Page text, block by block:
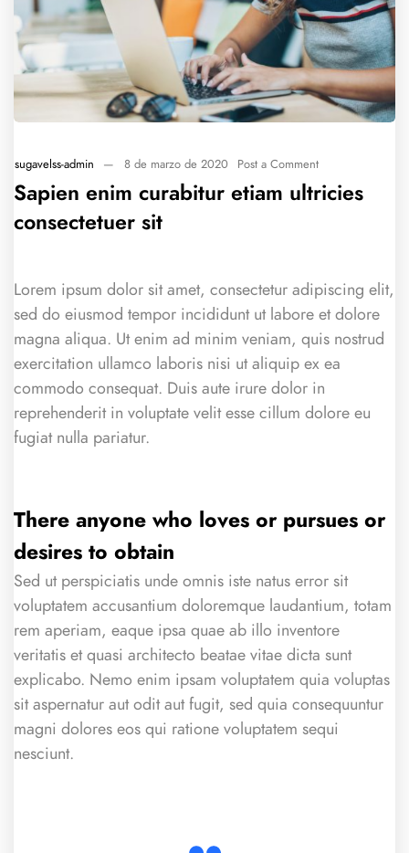
sugavelss-admin — 8 de marzo de 2020 Post a Comment
Sapien enim curabitur etiam ultricies
consectetuer sit
Lorem ipsum dolor sit amet, consectetur adipiscing elit,
sed do eiusmod tempor incididunt ut labore et dolore
magna aliqua. Ut enim ad minim veniam, quis nostrud
exercitation ullamco laboris nisi ut aliquip ex ea
commodo consequat. Duis aute irure dolor in
reprehenderit in voluptate velit esse cillum dolore eu
fugiat nulla pariatur.
There anyone who loves or pursues or
desires to obtain
Sed ut perspiciatis unde omnis iste natus error sit
voluptatem accusantium doloremque laudantium, totam
rem aperiam, eaque ipsa quae ab illo inventore
veritatis et quasi architecto beatae vitae dicta sunt
explicabo. Nemo enim ipsam voluptatem quia voluptas
sit aspernatur aut odit aut fugit, sed quia consequuntur
magni dolores eos qui ratione voluptatem sequi
nesciunt.